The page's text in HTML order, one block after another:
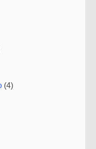
(4)